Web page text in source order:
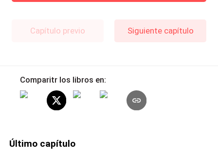
Capítulo previo Siguiente capítulo
Comparitr los libros en:
Último capítulo